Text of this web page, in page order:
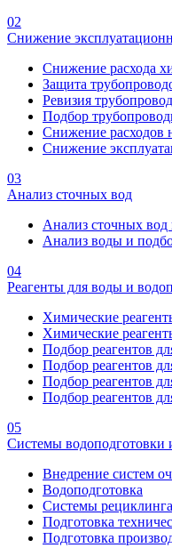
02
Снижение
Снижение расхода
Защита
Ревизия
Подбор
Снижение расходов
Снижение
03
Анализ сточных вод
Анализ сточных вод
Анализ воды и
04
Реагенты для воды и
Химические
Химические
Подбор реагентов
Подбор реагентов
Подбор реагентов
Подбор реагентов
05
Системы водоподготовки
Внедрение систем
Водоподготовка
Системы
Подготовка
Подготовка